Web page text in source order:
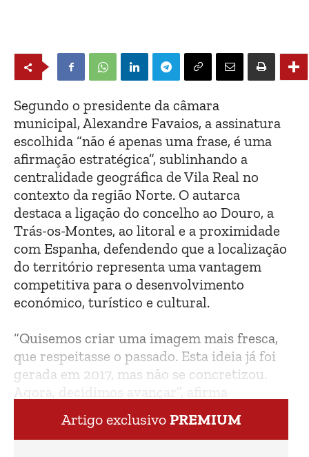
Segundo o presidente da câmara
municipal, Alexandre Favaios, a assinatura
escolhida “não é apenas uma frase, é uma
afirmação estratégica”, sublinhando a
centralidade geográfica de Vila Real no
contexto da região Norte. O autarca
destaca a ligação do concelho ao Douro, a
Trás-os-Montes, ao litoral e a proximidade
com Espanha, defendendo que a localização
do território representa uma vantagem
competitiva para o desenvolvimento
económico, turístico e cultural.
“Quisemos criar uma imagem mais fresca,
que respeitasse o passado. Esta ideia já foi
gerada em 2017, mas não se concretizou.
Agora, decidimos avançar”, afirma
Alexandre Favaios.
Artigo exclusivoPREMIUM